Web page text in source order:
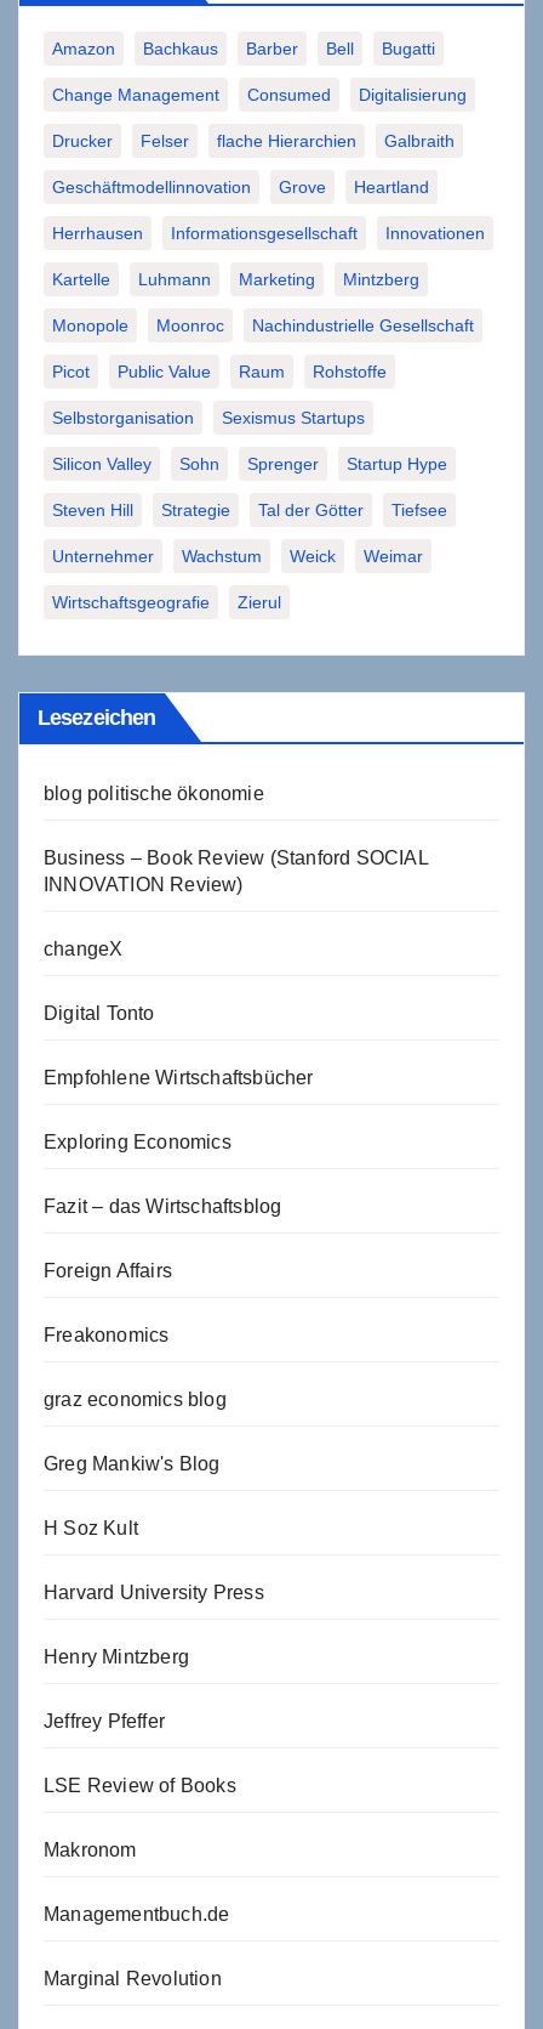
Amazon Bachkaus Barber Bell Bugatti
Change Management Consumed Digitalisierung
Drucker Felser flache Hierarchien Galbraith
Geschäftmodellinnovation Grove Heartland
Herrhausen Informationsgesellschaft Innovationen
Kartelle Luhmann Marketing Mintzberg
Monopole Moonroc Nachindustrielle Gesellschaft
Picot Public Value Raum Rohstoffe
Selbstorganisation Sexismus Startups
Silicon Valley Sohn Sprenger Startup Hype
Steven Hill Strategie Tal der Götter Tiefsee
Unternehmer Wachstum Weick Weimar
Wirtschaftsgeografie Zierul
Lesezeichen
blog politische ökonomie
Business – Book Review (Stanford SOCIAL
INNOVATION Review)
changeX
Digital Tonto
Empfohlene Wirtschaftsbücher
Exploring Economics
Fazit – das Wirtschaftsblog
Foreign Affairs
Freakonomics
graz economics blog
Greg Mankiw's Blog
H Soz Kult
Harvard University Press
Henry Mintzberg
Jeffrey Pfeffer
LSE Review of Books
Makronom
Managementbuch.de
Marginal Revolution